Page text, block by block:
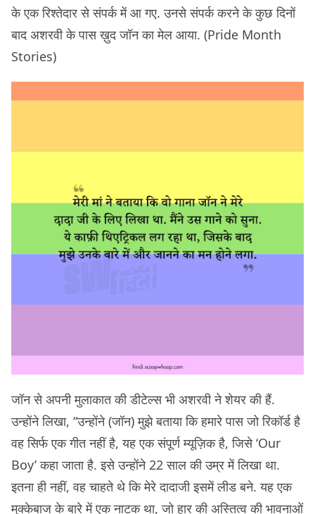
के एक रिश्तेदार से संपर्क में आ गए. उनसे संपर्क करने के कुछ दिनों
बाद अशरवी के पास ख़ुद जॉन का मेल आया. (Pride Month
Stories)
जॉन से अपनी मुलाकात की डीटेल्स भी अशरवी ने शेयर की हैं.
उन्होंने लिखा, “उन्होंने (जॉन) मुझे बताया कि हमारे पास जो रिकॉर्ड है
वह सिर्फ एक गीत नहीं है, यह एक संपूर्ण म्यूज़िक है, जिसे ‘Our
Boy’ कहा जाता है. इसे उन्होंने 22 साल की उम्र में लिखा था.
इतना ही नहीं, वह चाहते थे कि मेरे दादाजी इसमें लीड बने. यह एक
मुक्केबाज के बारे में एक नाटक था, जो हार की अस्तित्व की भावनाओं